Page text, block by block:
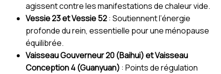
agissent contre les manifestations de chaleur vide.
Vessie 23 et Vessie 52: Soutiennent l’énergie
profonde du rein, essentielle pour une ménopause
équilibrée.
Vaisseau Gouverneur 20 (Baihui) et Vaisseau
Conception 4 (Guanyuan) : Points de régulation